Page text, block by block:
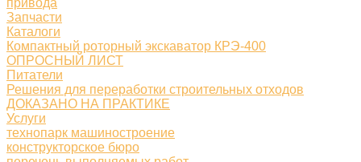
привода
Запчасти
Каталоги
Компактный роторный экскаватор КРЭ-400
ОПРОСНЫЙ ЛИСТ
Питатели
Решения для переработки строительных отходов
ДОКАЗАНО НА ПРАКТИКЕ
Услуги
технопарк машиностроение
конструкторское бюро